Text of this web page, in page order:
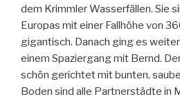
dem Krimmler Wasserfällen. Sie
Europas mit einer Fallhöhe von
gigantisch. Danach ging es
einem Spaziergang mit Bernd.
schön gerichtet mit bunten,
Boden sind alle Partnerstädte in